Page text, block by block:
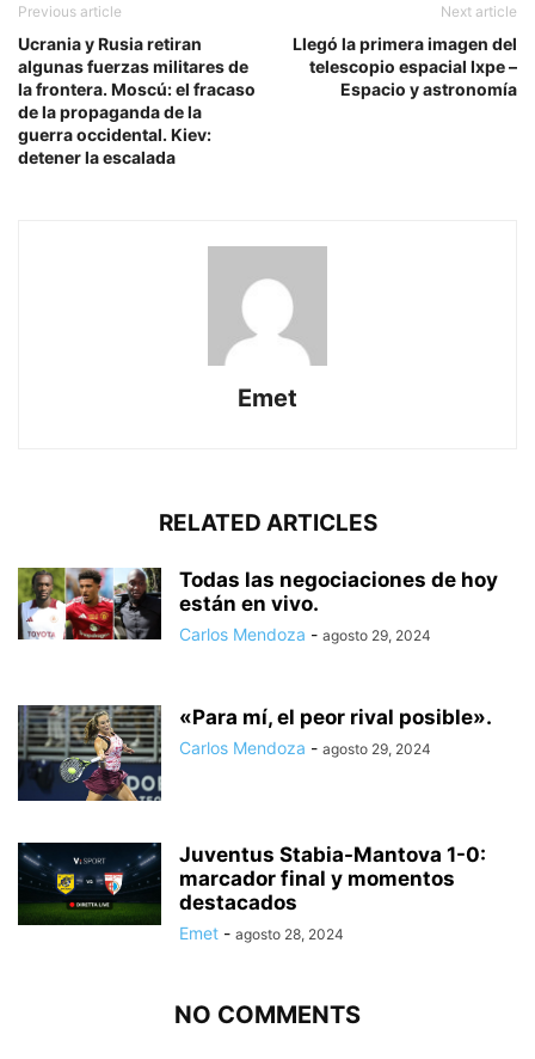
Previous article
Ucrania y Rusia retiran
algunas fuerzas militares de
la frontera. Moscú: el fracaso
de la propaganda de la
guerra occidental. Kiev:
detener la escalada
Next article
Llegó la primera imagen del
telescopio espacial Ixpe –
Espacio y astronomía
Emet
RELATED ARTICLES
Todas las negociaciones de hoy
están en vivo.
Carlos Mendoza - agosto 29, 2024
«Para mí, el peor rival posible».
Carlos Mendoza - agosto 29, 2024
Juventus Stabia-Mantova 1-0:
marcador final y momentos
destacados
Emet - agosto 28, 2024
NO COMMENTS